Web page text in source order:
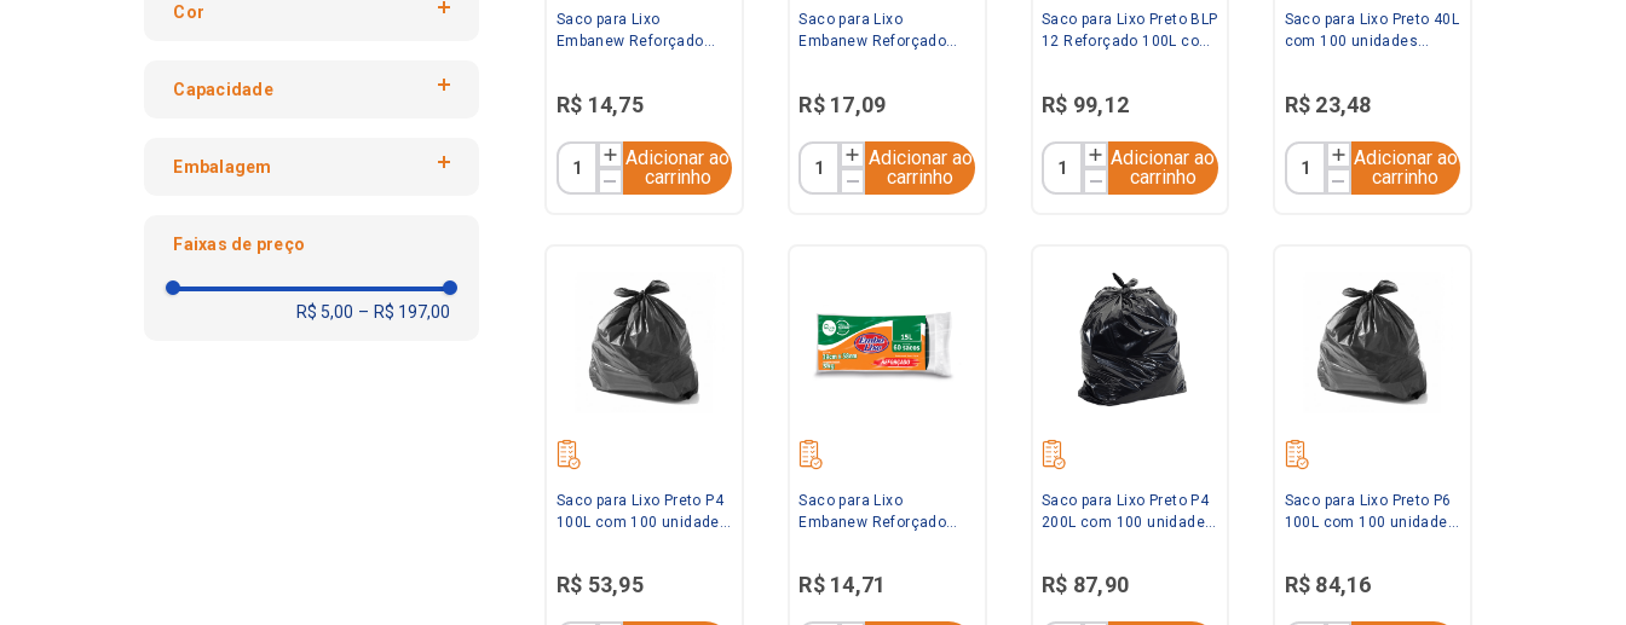
Capacidade
100L
15L
Infectante
Cor
azul
cinza
Marrom
Transparente
Embalagem
Rolo
Faixas de preço
R$ 5,00 – R$ 197,00
Saco para Lixo
Embanew Reforçado
R$ 14,75
Adicionar ao
carrinho
Saco para Lixo
Embanew Reforçado
R$ 17,09
Adicionar ao
carrinho
Saco para Lixo Preto BLP
12 Reforçado 100L com
R$ 99,12
Adicionar ao
carrinho
Saco para Lixo Preto 40L
com 100 unidades
R$ 23,48
Adicionar ao
carrinho
Saco para Lixo Preto P4
100L com 100 unidades
R$ 53,95
Saco para Lixo
Embanew Reforçado
R$ 14,71
Saco para Lixo Preto P4
200L com 100 unidades
R$ 87,90
Saco para Lixo Preto P6
100L com 100 unidades
R$ 84,16